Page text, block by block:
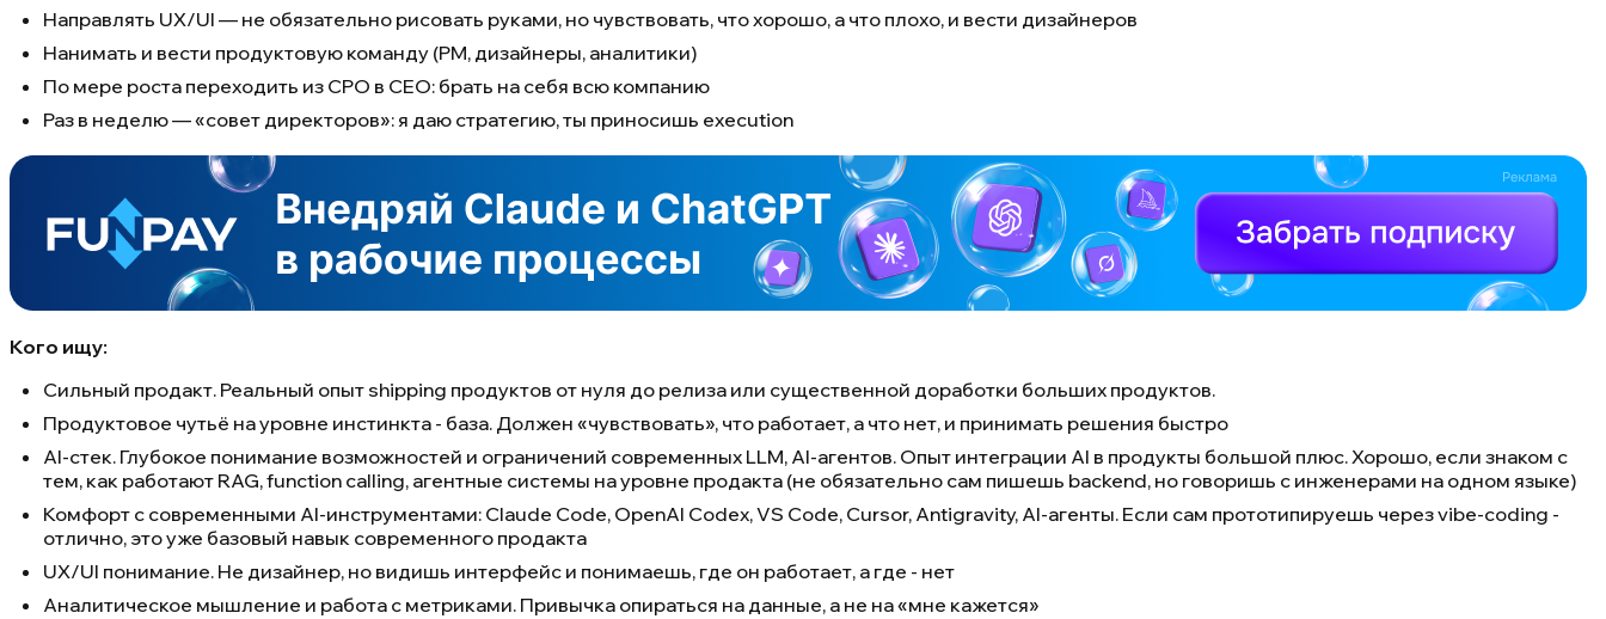
Направлять UX/UI — не обязательно рисовать руками, но чувствовать, что хорошо, а что плохо, и вести дизайнеров
Нанимать и вести продуктовую команду (PM, дизайнеры, аналитики)
По мере роста переходить из CPO в CEO: брать на себя всю компанию
Раз в неделю — «совет директоров»: я даю стратегию, ты приносишь execution
Кого ищу:
Сильный продакт. Реальный опыт shipping продуктов от нуля до релиза или существенной доработки больших продуктов.
Продуктовое чутьё на уровне инстинкта - база. Должен «чувствовать», что работает, а что нет, и принимать решения быстро
AI-стек. Глубокое понимание возможностей и ограничений современных LLM, AI-агентов. Опыт интеграции AI в продукты большой плюс. Хорошо, если знаком с
тем, как работают RAG, function calling, агентные системы на уровне продакта (не обязательно сам пишешь backend, но говоришь с инженерами на одном языке)
Комфорт с современными AI-инструментами: Claude Code, OpenAI Codex, VS Code, Cursor, Antigravity, AI-агенты. Если сам прототипируешь через vibe-coding -
отлично, это уже базовый навык современного продакта
UX/UI понимание. Не дизайнер, но видишь интерфейс и понимаешь, где он работает, а где - нет
Аналитическое мышление и работа с метриками. Привычка опираться на данные, а не на «мне кажется»